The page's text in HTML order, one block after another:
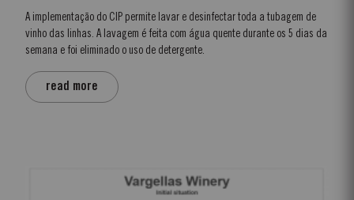
A implementação do CIP permite lavar e desinfectar toda a tubagem de
vinho das linhas. A lavagem é feita com água quente durante os 5 dias da
semana e foi eliminado o uso de detergente.
read more